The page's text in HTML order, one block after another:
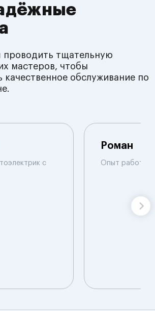
тщательную
мастеров, чтобы
качественное обслуживание по
с
Роман
Опыт работы